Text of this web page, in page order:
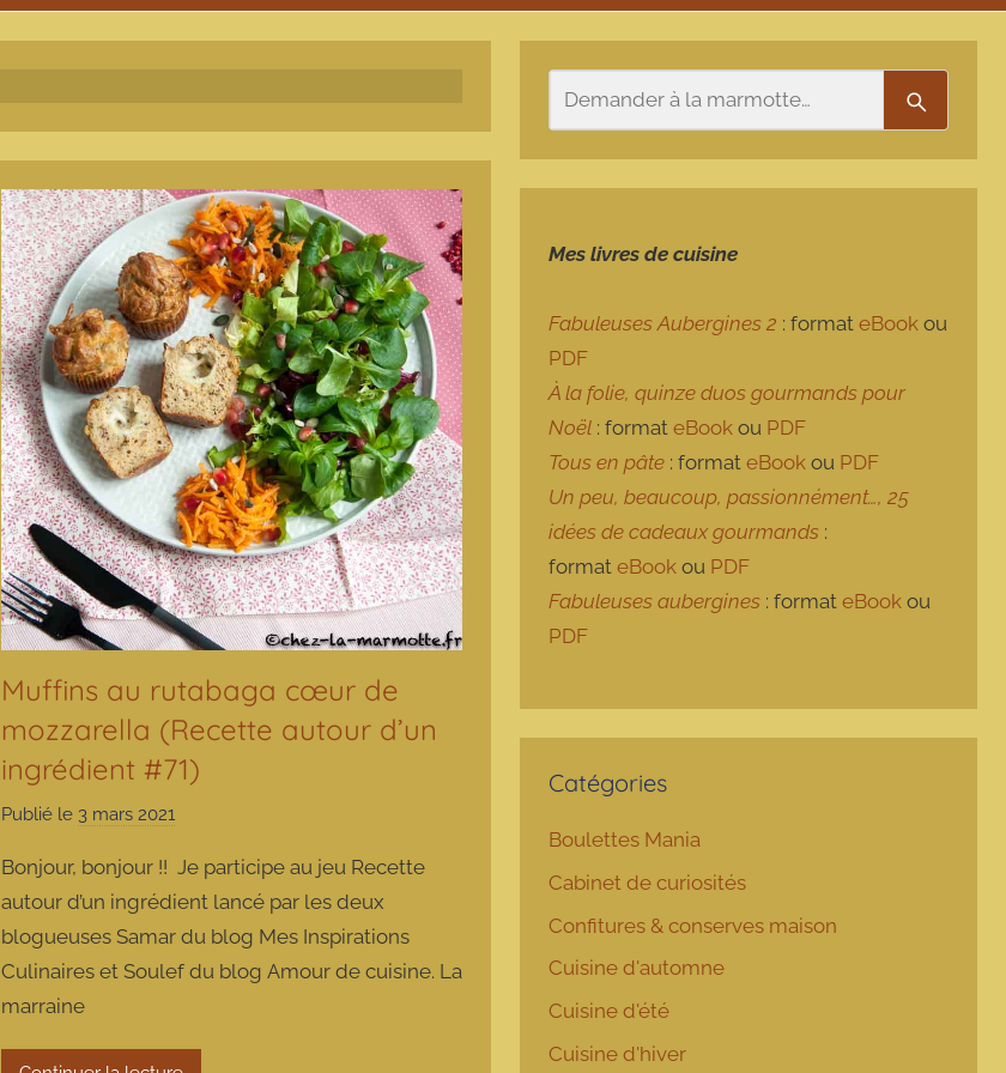
Muffins au rutabaga cœur de
mozzarella (Recette autour d’un
ingrédient #71)
Publié le 3 mars 2021
r
m
a
r
Bonjour, bonjour !! Je participe au jeu Recette
autour d’un ingrédient lancé par les deux
blogueuses Samar du blog Mes Inspirations
Culinaires et Soulef du blog Amour de cuisine. La
marraine
Mes livres de cuisine
Fabuleuses Aubergines 2 : formateBook ou
PDF
À la folie, quinze duos gourmands pour
Noël : formateBook ou PDF
Tous en pâte : formateBook ou PDF
Un peu, beaucoup, passionnément…, 25
idées de cadeaux gourmands :
formateBook ou PDF
Fabuleuses aubergines : formateBook ou
PDF
Catégories
Boulettes Mania
Cabinet de curiosités
Confitures & conserves maison
Cuisine d'automne
Cuisine d'été
Cuisine d'hiver